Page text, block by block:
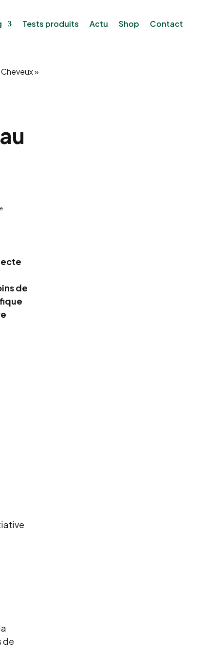
Tests produits Actu Shop Contact
»
de
de